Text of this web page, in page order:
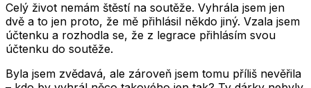
Celý život nemám štěstí na soutěže. Vyhrála jsem jen
dvě a to jen proto, že mě přihlásil někdo jiný. Vzala jsem
účtenku a rozhodla se, že z legrace přihlásím svou
účtenku do soutěže.
Byla jsem zvědavá, ale zároveň jsem tomu příliš nevěřila